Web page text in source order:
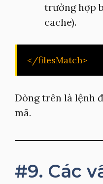
trường hợp
cache).
</filesMatch>
Dòng trên là lệnh
mã.
#9. Các